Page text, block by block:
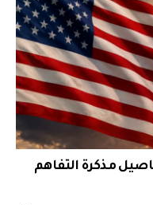
مذكرة التفاهم